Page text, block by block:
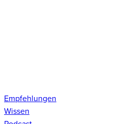
Empfehlungen
Wissen